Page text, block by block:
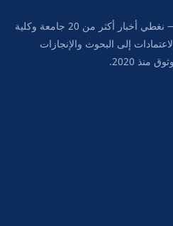
بوابة الأخبار الأكاديمية العراقية — نغطي أخبار أكثر من 20 جامعة وكلية
إلى البحوث والإنجازات
2020.